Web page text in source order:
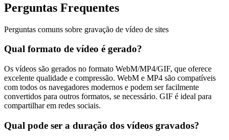
Perguntas Frequentes
Perguntas comuns sobre gravação de vídeo de sites
Qual formato de vídeo é gerado?
Os vídeos são gerados no formato WebM/MP4/GIF, que oferece
excelente qualidade e compressão. WebM e MP4 são compatíveis
com todos os navegadores modernos e podem ser facilmente
convertidos para outros formatos, se necessário. GIF é ideal para
compartilhar em redes sociais.
Qual pode ser a duração dos vídeos gravados?